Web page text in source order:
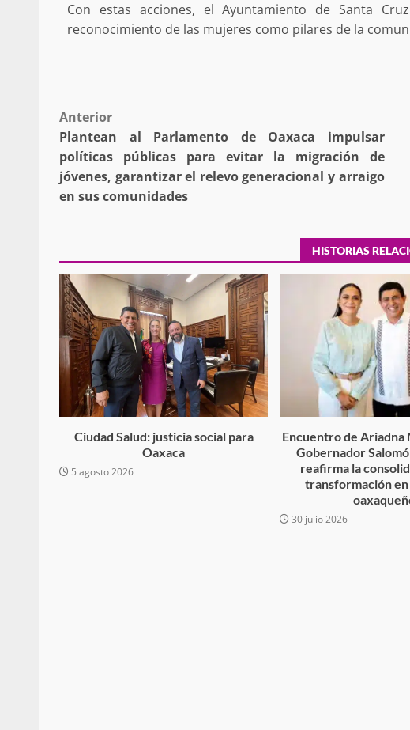
Con estas acciones, el Ayuntamiento de Santa
reconocimiento de las mujeres como pilares de la
Post
navigation
Anterior
Plantean al Parlamento de Oaxaca impulsar
políticas públicas para evitar la migración de
jóvenes, garantizar el relevo generacional y arraigo
en sus comunidades
HISTORIAS
Ciudad Salud: justicia social para
Oaxaca
5 agosto 2026
Encuentro de Ariadna
Gobernador
reafirma la
transformación
30 julio 2026
para reforzar la vigilancia y
búsqueda de persona
admin 17 septiembre 2025
SE BUSCA A RECIÉN
admin 17 octubre 2024